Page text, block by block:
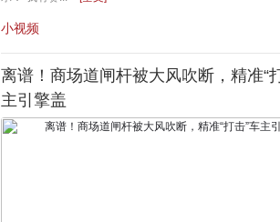
小视频
离谱！商场道闸杆被大风吹断，精准“
主引擎盖